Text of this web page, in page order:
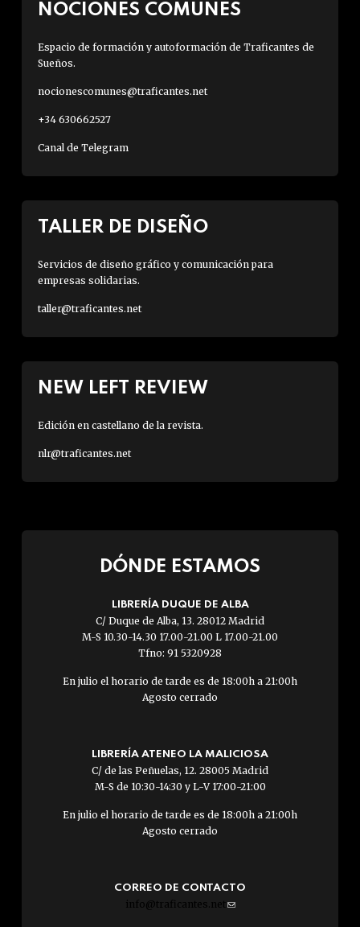
NOCIONES COMUNES
Espacio de formación y autoformación de Traficantes de
Sueños.
nocionescomunes@traficantes.net
+34 630662527
Canal de Telegram
TALLER DE DISEÑO
Servicios de diseño gráfico y comunicación para
empresas solidarias.
taller@traficantes.net
NEW LEFT REVIEW
Edición en castellano de la revista.
nlr@traficantes.net
DÓNDE ESTAMOS
LIBRERÍA DUQUE DE ALBA
C/ Duque de Alba, 13. 28012 Madrid
M-S 10.30-14.30 17.00-21.00 L 17.00-21.00
Tfno: 91 5320928
En julio el horario de tarde es de 18:00h a 21:00h
Agosto cerrado
LIBRERÍA ATENEO LA MALICIOSA
C/ de las Peñuelas, 12. 28005 Madrid
M-S de 10:30-14:30 y L-V 17:00-21:00
En julio el horario de tarde es de 18:00h a 21:00h
Agosto cerrado
CORREO DE CONTACTO
info@traficantes.net (link